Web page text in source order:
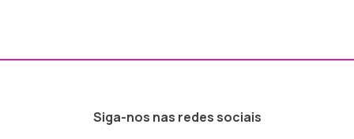
Siga-nos nas redes sociais